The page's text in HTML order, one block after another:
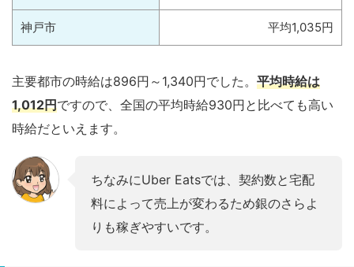
神戸市 平均1,035円
主要都市の時給は896円～1,340円でした。 平均時給は
1,012円ですので、全国の平均時給930円と比べても高い
時給だといえます。
ちなみにUber Eatsでは、契約数と宅配
料によって売上が変わるため銀のさらよ
りも稼ぎやすいです。